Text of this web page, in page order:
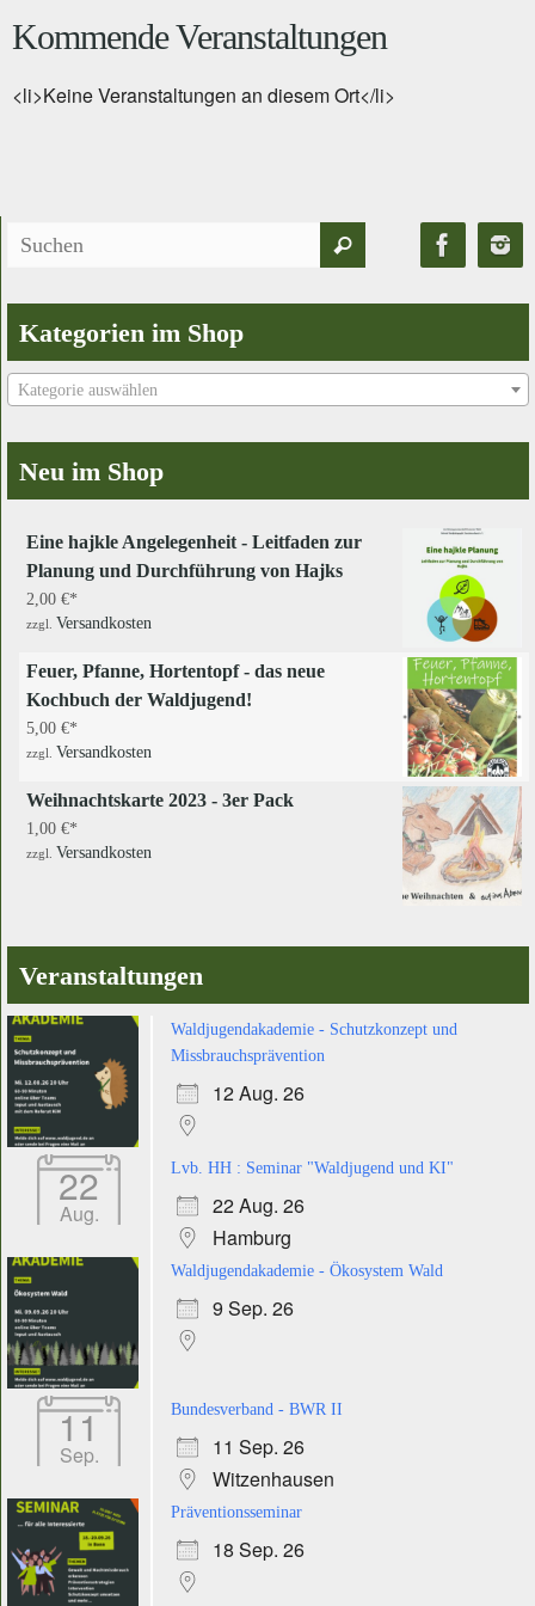
Kommende Veranstaltungen
<li>Keine Veranstaltungen an diesem Ort</li>
Suchen
Kategorien im Shop
Kategorie auswählen
Neu im Shop
Eine hajkle Angelegenheit - Leitfaden zur
Planung und Durchführung von Hajks
2,00 €
zzgl. Versandkosten
Feuer, Pfanne, Hortentopf - das neue
Kochbuch der Waldjugend!
5,00 €
zzgl. Versandkosten
Weihnachtskarte 2023 - 3er Pack
1,00 €
zzgl. Versandkosten
Veranstaltungen
Waldjugendakademie - Schutzkonzept und
Missbrauchsprävention
12 Aug. 26
22
Aug.
Lvb. HH : Seminar "Waldjugend und KI"
22 Aug. 26
Hamburg
Waldjugendakademie - Ökosystem Wald
9 Sep. 26
11
Sep.
Bundesverband - BWR II
11 Sep. 26
Witzenhausen
Präventionsseminar
18 Sep. 26